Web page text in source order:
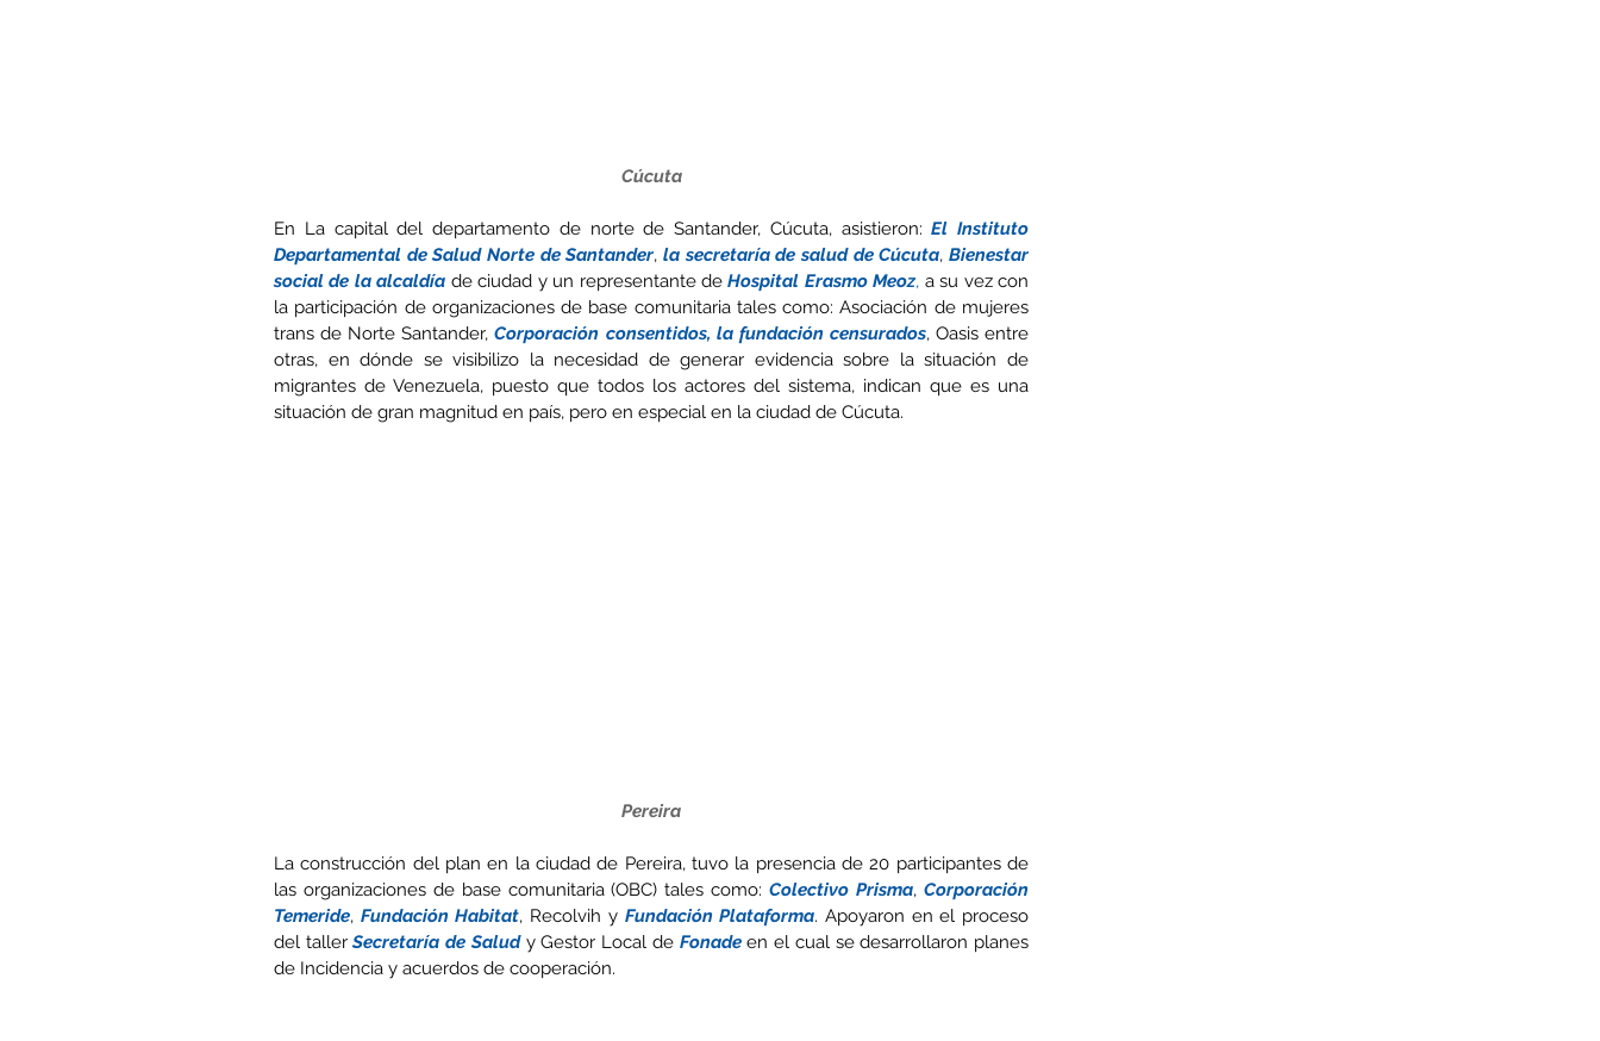
Cúcuta
En La capital del departamento de norte de Santander, Cúcuta, asistieron: El Instituto
Departamental de Salud Norte de Santander, la secretaría de salud de Cúcuta, Bienestar
social de la alcaldía de ciudad y un representante de Hospital Erasmo Meoz, a su vez con
la participación de organizaciones de base comunitaria tales como: Asociación de mujeres
trans de Norte Santander, Corporación consentidos, la fundación censurados, Oasis entre
otras, en dónde se visibilizo la necesidad de generar evidencia sobre la situación de
migrantes de Venezuela, puesto que todos los actores del sistema, indican que es una
situación de gran magnitud en país, pero en especial en la ciudad de Cúcuta.
Pereira
La construcción del plan en la ciudad de Pereira, tuvo la presencia de 20 participantes de
las organizaciones de base comunitaria (OBC) tales como: Colectivo Prisma, Corporación
Temeride, Fundación Habitat, Recolvih y Fundación Plataforma. Apoyaron en el proceso
del taller Secretaría de Salud y Gestor Local de Fonade en el cual se desarrollaron planes
de Incidencia y acuerdos de cooperación.